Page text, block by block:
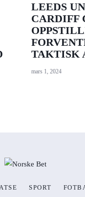
LEEDS
CARDIFF
TAKTISK
mars 1, 2024
SPORT